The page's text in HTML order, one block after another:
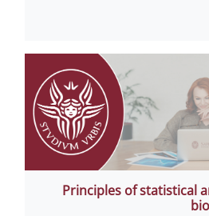
Principles of statistical